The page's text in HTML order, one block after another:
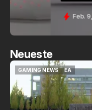
Feb. 9, 2026
Neueste
GAMING NEWS
GAMING NEWS
EA
EA